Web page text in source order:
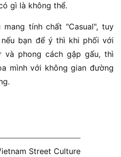
gì là không thể.
tính chất "Casual", tuy
bạn để ý thì khi phối với
và phong cách gập gấu, thì
mình với không gian đường
Street Culture